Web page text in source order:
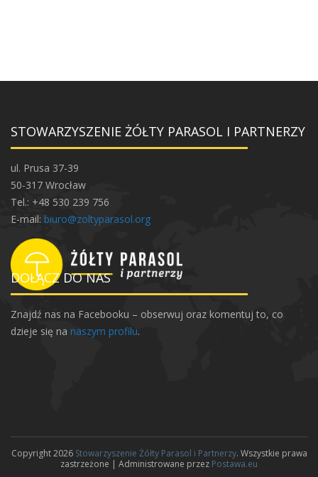
STOWARZYSZENIE ŻÓŁTY PARASOL I PARTNERZY
ul. Prusa 37-39
50-317 Wrocław
Tel.: +48 530 239 756
E-mail: biuro@zoltyparasol.org
DOŁĄCZ DO NAS
Znajdź nas na Facebooku – obserwuj oraz komentuj to, co
dzieje się na naszym profilu.
Copyright 2026 Stowarzyszenie Żółty Parasol i Partnerzy. Wszystkie prawa
zastrzeżone | Administrowane przez Postawa.eu